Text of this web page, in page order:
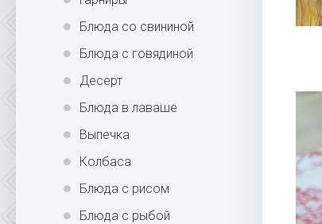
Блюда со свининой
Блюда с говядиной
Десерт
Блюда в лаваше
Выпечка
Колбаса
Блюда с рисом
Блюда с рыбой